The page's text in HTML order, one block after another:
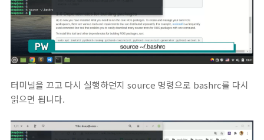
터미널을 끄고 다시 실행하던지 source 명령으로 bashrc를 다시
읽으면 됩니다.